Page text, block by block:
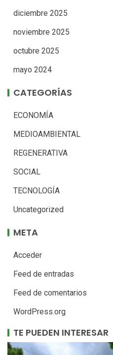
diciembre 2025
noviembre 2025
octubre 2025
mayo 2024
CATEGORÍAS
ECONOMÍA
MEDIOAMBIENTAL
REGENERATIVA
SOCIAL
TECNOLOGÍA
Uncategorized
META
Acceder
Feed de entradas
Feed de comentarios
WordPress.org
TE PUEDEN INTERESAR